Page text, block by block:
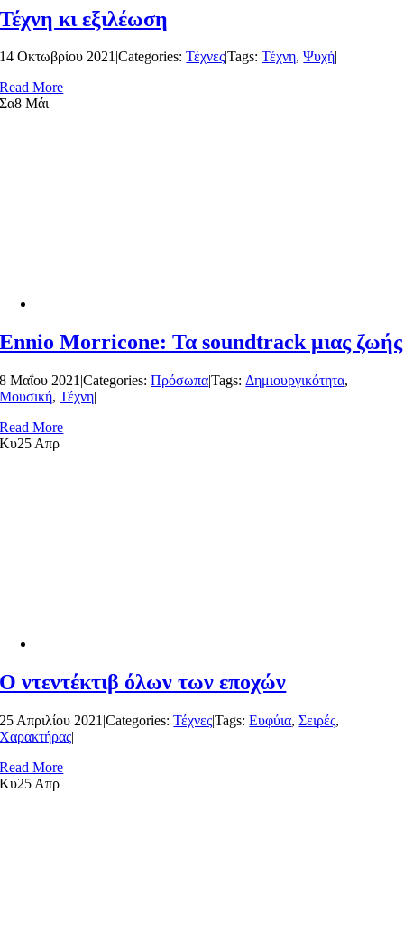
Τέχνη κι εξιλέωση
14 Οκτωβρίου 2021|Categories:Τέχνες|Tags:Τέχνη,Ψυχή|
Read More
Σα8 Μάι
Ennio Morricone: Τα soundtrack μιας ζωής
8 Μαΐου 2021 |Categories:Πρόσωπα|Tags: Δημιουργικότητα,
Μουσική,Τέχνη|
Read More
Κυ25 Απρ
Ο ντεντέκτιβ όλων των εποχών
25 Απριλίου 2021 |Categories:Τέχνες|Tags:Ευφύια,Σειρές,
Χαρακτήρας|
Read More
Κυ25 Απρ